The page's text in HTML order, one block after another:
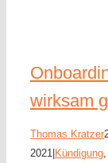
wirksam
Thomas Kratzer
2021 Kündigung,